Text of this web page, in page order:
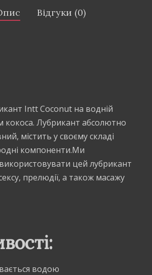
Відгуки (0)
Intt Coconut на водній
кокоса. Лубрикант абсолютно
містить у своєму складі
компоненти.Ми
цей лубрикант
прелюдії, а також масажу
водою